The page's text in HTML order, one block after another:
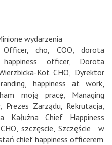
wydarzenia
, cho COO
dorota
officer, Dorota
Kot CHO
Dyrektor
happiness at work
moją pracę
Managing
, Prezes Zarządu Rekrutacja
Kałużna Chief Happiness
,szczęscie ,Szczęście w
chief happiness officerem